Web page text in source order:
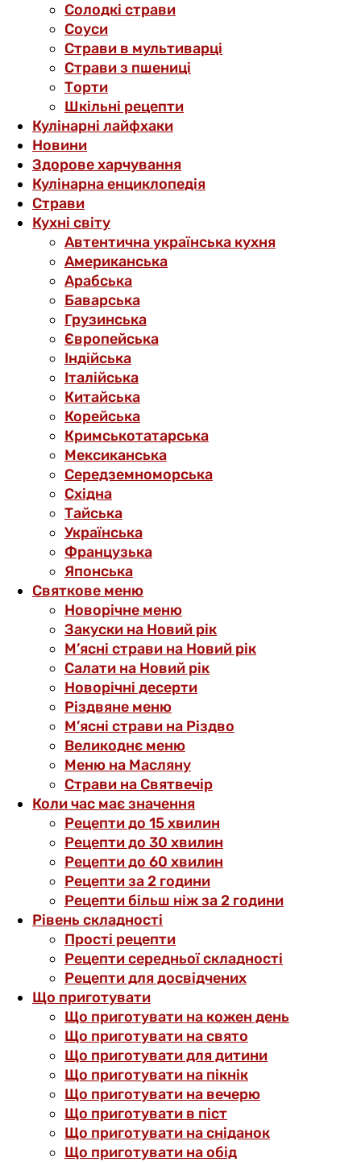
Солодкі страви
Соуси
Страви в мультиварці
Страви з пшениці
Торти
Шкільні рецепти
Кулінарні лайфхаки
Новини
Здорове харчування
Кулінарна енциклопедія
Страви
Кухні світу
Автентична українська кухня
Американська
Арабська
Баварська
Грузинська
Європейська
Індійська
Італійська
Китайська
Корейська
Кримськотатарська
Мексиканська
Середземноморська
Східна
Тайська
Українська
Французька
Японська
Святкове меню
Новорічне меню
Закуски на Новий рік
М’ясні страви на Новий рік
Салати на Новий рік
Новорічні десерти
Різдвяне меню
М’ясні страви на Різдво
Великоднє меню
Меню на Масляну
Страви на Святвечір
Коли час має значення
Рецепти до 15 хвилин
Рецепти до 30 хвилин
Рецепти до 60 хвилин
Рецепти за 2 години
Рецепти більш ніж за 2 години
Рівень складності
Прості рецепти
Рецепти середньої складності
Рецепти для досвідчених
Що приготувати
Що приготувати на кожен день
Що приготувати на свято
Що приготувати для дитини
Що приготувати на пікнік
Що приготувати на вечерю
Що приготувати в піст
Що приготувати на сніданок
Що приготувати на обід